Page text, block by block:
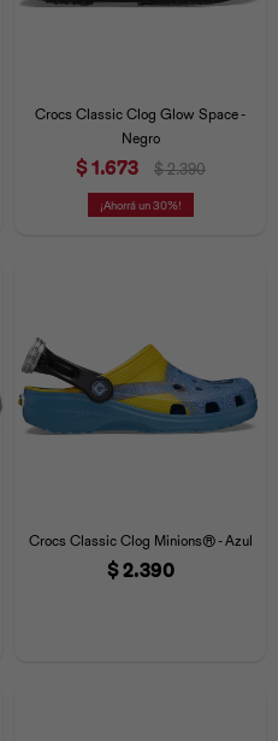
Crocs Classic Clog Glow Space -
Negro
$1.673 $ 2.390
30
Crocs Classic Clog Minions® - Azul
$2.390